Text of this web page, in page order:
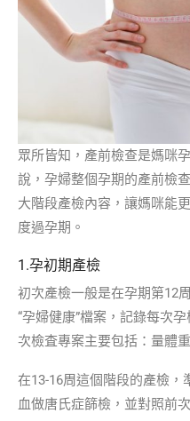
眾所皆知，產前檢查是媽咪
說，孕婦整個孕期的產前檢
大階段產檢內容，讓媽咪能
度過孕期。
1.孕初期產檢
初次產檢一般是在孕期第12
“孕婦健康”檔案，記錄每次
次檢査專案主要包括：量體
在13-16周這個階段的產檢
血做唐氏症篩檢，並對照前